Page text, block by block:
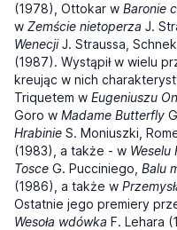
(1978), Ottokar w Baronie
w Zemście nietoperza J.
WenecjiJ. Straussa,
(1987). Wystąpił w wielu
kreując w nich
Triquetem w Eugeniuszu
Goro w Madame Butterfly
Hrabinie S. Moniuszki,
(1983), a także - w Weselu
Tosce G. Pucciniego, Balu
(1986), a także w
Ostatnie jego premiery
Wesoła wdówka F. Lehara